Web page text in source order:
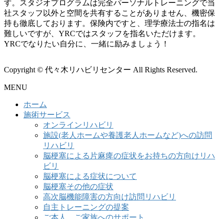
す。スタジオプログラムは完全パーソナルトレーニングで当
社スタッフ以外と空間を共有することがありません、機密保
持も徹底しております。保険内ですと、理学療法士の指名は
難しいですが、YRCではスタッフを指名いただけます。
YRCでなりたい自分に、一緒に励みましょう！
Copyright © 代々木リハビリセンター All Rights Reserved.
MENU
ホーム
施術サービス
オンラインリハビリ
施設(老人ホームや養護老人ホームなど)への訪問
リハビリ
脳梗塞による片麻痺の症状をお持ちの方向けリハ
ビリ
脳梗塞による症状について
脳梗塞その他の症状
高次脳機能障害の方向け訪問リハビリ
自主トレーニングの提案
ご本人、ご家族へのサポート